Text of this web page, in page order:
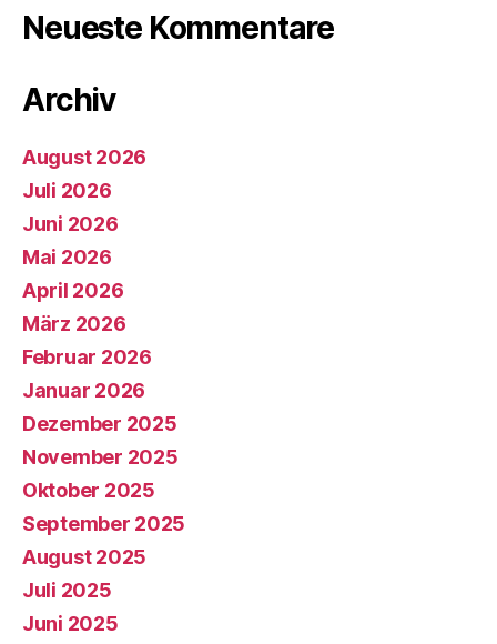
Neueste Kommentare
Archiv
August 2026
Juli 2026
Juni 2026
Mai 2026
April 2026
März 2026
Februar 2026
Januar 2026
Dezember 2025
November 2025
Oktober 2025
September 2025
August 2025
Juli 2025
Juni 2025